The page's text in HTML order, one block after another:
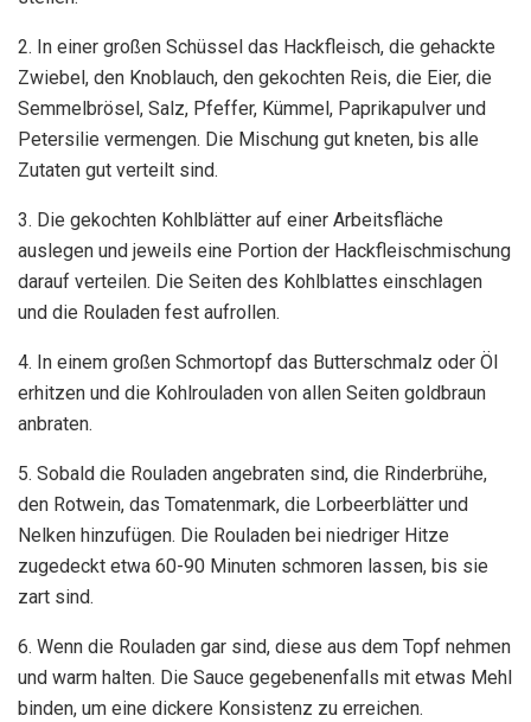
2. In einer großen Schüssel das Hackfleisch, die gehackte
Zwiebel, den Knoblauch, den gekochten Reis, die Eier, die
Semmelbrösel, Salz, Pfeffer, Kümmel, Paprikapulver und
Petersilie vermengen. Die Mischung gut kneten, bis alle
Zutaten gut verteilt sind.
3. Die gekochten Kohlblätter auf einer Arbeitsfläche
auslegen und jeweils eine Portion der Hackfleischmischung
darauf verteilen. Die Seiten des Kohlblattes einschlagen
und die Rouladen fest aufrollen.
4. In einem großen Schmortopf das Butterschmalz oder Öl
erhitzen und die Kohlrouladen von allen Seiten goldbraun
anbraten.
5. Sobald die Rouladen angebraten sind, die Rinderbrühe,
den Rotwein, das Tomatenmark, die Lorbeerblätter und
Nelken hinzufügen. Die Rouladen bei niedriger Hitze
zugedeckt etwa 60-90 Minuten schmoren lassen, bis sie
zart sind.
6. Wenn die Rouladen gar sind, diese aus dem Topf nehmen
und warm halten. Die Sauce gegebenenfalls mit etwas Mehl
binden, um eine dickere Konsistenz zu erreichen.